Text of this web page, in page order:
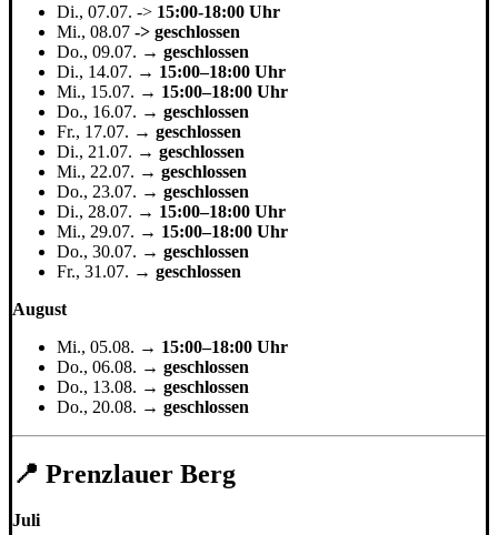
Di., 07.07. -> 15:00-18:00 Uhr
Mi., 08.07 -> geschlossen
Do., 09.07. → geschlossen
Di., 14.07. → 15:00–18:00 Uhr
Mi., 15.07. → 15:00–18:00 Uhr
Do., 16.07. → geschlossen
Fr., 17.07. → geschlossen
Di., 21.07. → geschlossen
Mi., 22.07. → geschlossen
Do., 23.07. → geschlossen
Di., 28.07. → 15:00–18:00 Uhr
Mi., 29.07. → 15:00–18:00 Uhr
Do., 30.07. → geschlossen
Fr., 31.07. → geschlossen
August
Mi., 05.08. → 15:00–18:00 Uhr
Do., 06.08. → geschlossen
Do., 13.08. → geschlossen
Do., 20.08. → geschlossen
📍 Prenzlauer Berg
Juli